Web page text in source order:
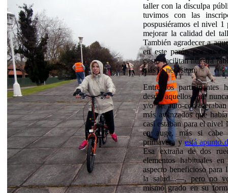
taller con la disculpa
tuvimos con las
pospusiéramos el nivel 1
mejorar la calidad del
También agradecer a
en este parón por su
gesto facilitan nuestra
más lo necesitan.
Entre los participantes
desde aquellos que
y/o se auto-
más avanzados que
casi estaban para el nivel
en auge, más si cabe
primavera yestá apunto
Esa extraña de dos
elementos habituales
aspecto beneficioso para
la salud...—, pero no
mismo grado en su